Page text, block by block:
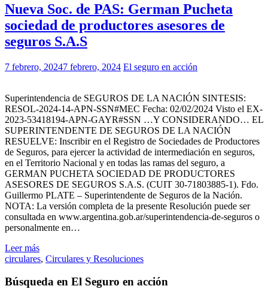
Nueva Soc. de PAS: German Pucheta
sociedad de productores asesores de
seguros S.A.S
7 febrero, 20247 febrero, 2024 El seguro en acción
Superintendencia de SEGUROS DE LA NACIÓN SINTESIS:
RESOL-2024-14-APN-SSN#MEC Fecha: 02/02/2024 Visto el EX-
2023-53418194-APN-GAYR#SSN …Y CONSIDERANDO… EL
SUPERINTENDENTE DE SEGUROS DE LA NACIÓN
RESUELVE: Inscribir en el Registro de Sociedades de Productores
de Seguros, para ejercer la actividad de intermediación en seguros,
en el Territorio Nacional y en todas las ramas del seguro, a
GERMAN PUCHETA SOCIEDAD DE PRODUCTORES
ASESORES DE SEGUROS S.A.S. (CUIT 30-71803885-1). Fdo.
Guillermo PLATE – Superintendente de Seguros de la Nación.
NOTA: La versión completa de la presente Resolución puede ser
consultada en www.argentina.gob.ar/superintendencia-de-seguros o
personalmente en…
Leer más
circulares, Circulares y Resoluciones
Búsqueda en El Seguro en acción